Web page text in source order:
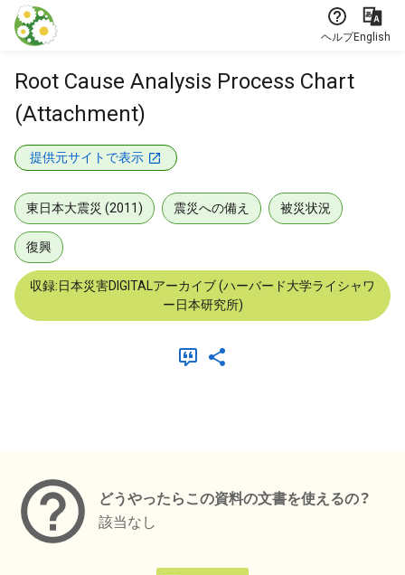
本文に飛ぶ
ヘルプEnglish
Root Cause Analysis Process Chart
(Attachment)
提供元サイトで表示
東日本大震災 (2011) 震災への備え 被災状況
復興
収録:日本災害DIGITALアーカイブ (ハーバード大学ライシャワ
ー日本研究所)
どうやったらこの資料の文書を使えるの？
該当なし